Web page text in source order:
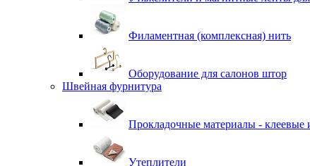
Филаментная (комплексная) нить
Оборудование для салонов штор
Швейная фурнитура
Прокладочные материалы - клеевые
Утеплители